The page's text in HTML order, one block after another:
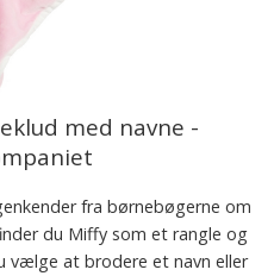
med navne -
fra børnebøgerne om
du Miffy som et rangle og
vælge at brodere et navn eller